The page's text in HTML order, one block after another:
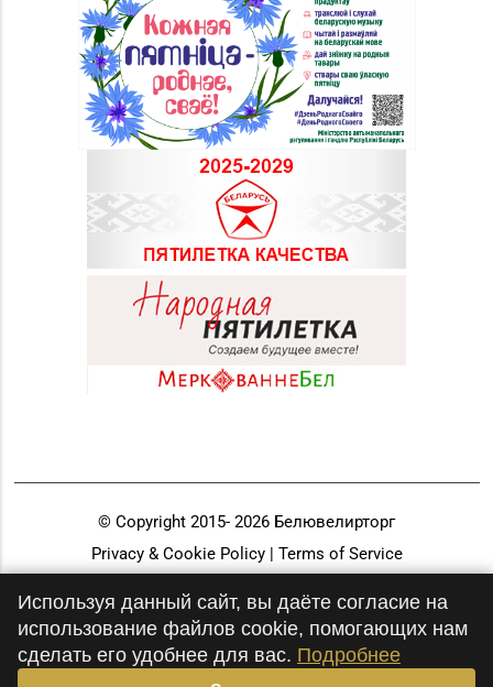
© Copyright 2015- 2026 Белювелирторг
Privacy & Cookie Policy | Terms of Service
Используя данный сайт, вы даёте согласие на
использование файлов cookie, помогающих нам
сделать его удобнее для вас. Подробнее